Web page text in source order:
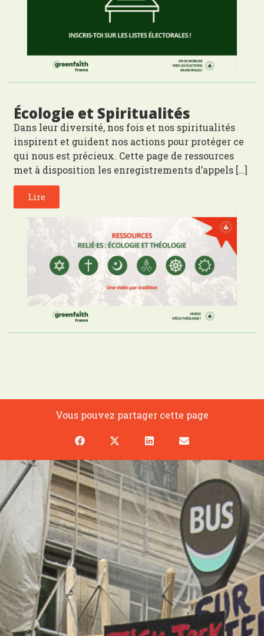
Écologie et Spiritualités
Dans leur diversité, nos fois et nos spiritualités
inspirent et guident nos actions pour protéger ce
qui nous est précieux. Cette page de ressources
met à disposition les enregistrements d’appels […]
Lire
Vous pouvez partager cette page